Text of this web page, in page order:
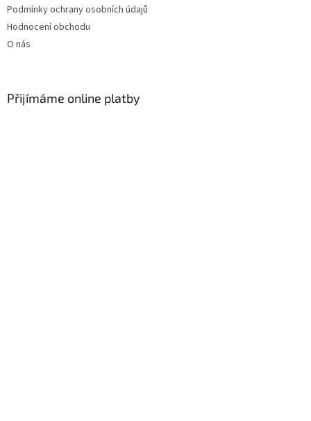
Podmínky ochrany osobních údajů
Hodnocení obchodu
O nás
Přijímáme online platby